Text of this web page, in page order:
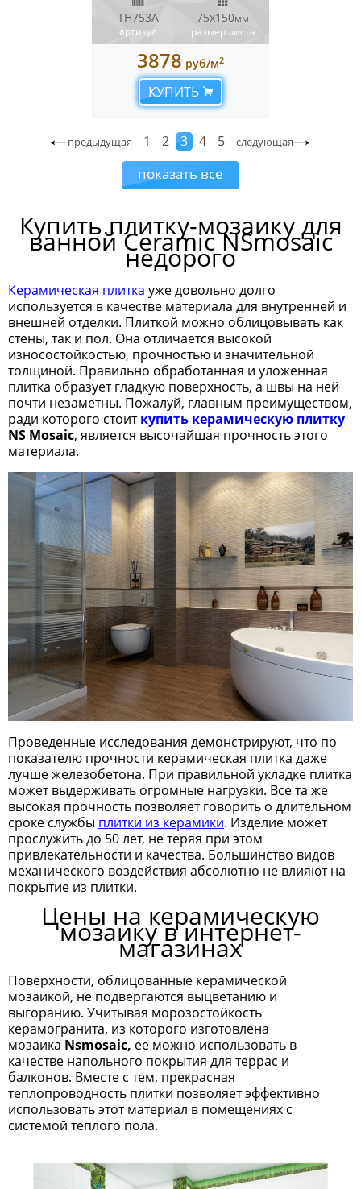
TH753A
артикул
75x150мм
размер листа
3878 руб/м2
КУПИТЬ
предыдущая 1 2 3 4 5 следующая
показать все
Купить плитку-мозаику для
ванной Ceramic NSmosaic
недорого
Керамическая плитка уже довольно долго
используется в качестве материала для внутренней и
внешней отделки. Плиткой можно облицовывать как
стены, так и пол. Она отличается высокой
износостойкостью, прочностью и значительной
толщиной. Правильно обработанная и уложенная
плитка образует гладкую поверхность, а швы на ней
почти незаметны. Пожалуй, главным преимуществом,
ради которого стоиткупить керамическую плитку
NS Mosaic, является высочайшая прочность этого
материала.
Проведенные исследования демонстрируют, что по
показателю прочности керамическая плитка даже
лучше железобетона. При правильной укладке плитка
может выдерживать огромные нагрузки. Все та же
высокая прочность позволяет говорить о длительном
сроке службы плитки из керамики. Изделие может
прослужить до 50 лет, не теряя при этом
привлекательности и качества. Большинство видов
механического воздействия абсолютно не влияют на
покрытие из плитки.
Цены на керамическую
мозаику в интернет-
магазинах
Поверхности, облицованные керамической
мозаикой, не подвергаются выцветанию и
выгоранию. Учитывая морозостойкость
керамогранита, из которого изготовлена
мозаика Nsmosaic, ее можно использовать в
качестве напольного покрытия для террас и
балконов. Вместе с тем, прекрасная
теплопроводность плитки позволяет эффективно
использовать этот материал в помещениях с
системой теплого пола.